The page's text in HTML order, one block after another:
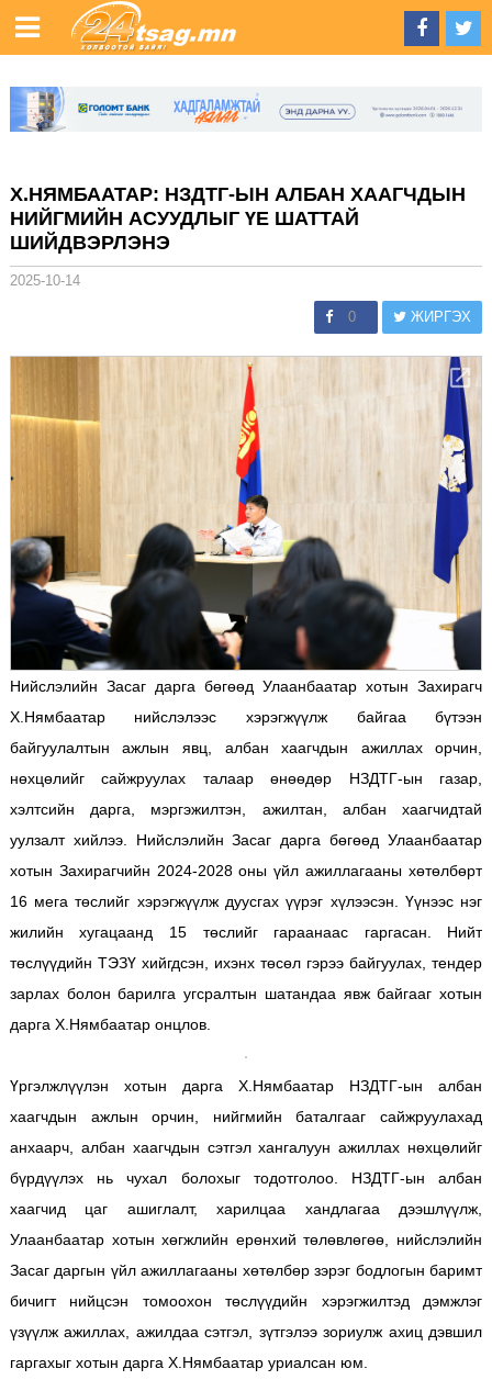
Х.НЯМБААТАР: НЗДТГ-ЫН АЛБАН ХААГЧДЫН
НИЙГМИЙН АСУУДЛЫГ ҮЕ ШАТТАЙ
ШИЙДВЭРЛЭНЭ
2025-10-14
0 ЖИРГЭХ
Нийслэлийн Засаг дарга бөгөөд Улаанбаатар хотын Захирагч
Х.Нямбаатар нийслэлээс хэрэгжүүлж байгаа бүтээн
байгуулалтын ажлын явц, албан хаагчдын ажиллах орчин,
нөхцөлийг сайжруулах талаар өнөөдөр НЗДТГ-ын газар,
хэлтсийн дарга, мэргэжилтэн, ажилтан, албан хаагчидтай
уулзалт хийлээ. Нийслэлийн Засаг дарга бөгөөд Улаанбаатар
хотын Захирагчийн 2024-2028 оны үйл ажиллагааны хөтөлбөрт
16 мега төслийг хэрэгжүүлж дуусгах үүрэг хүлээсэн. Үүнээс нэг
жилийн хугацаанд 15 төслийг гараанаас гаргасан. Нийт
төслүүдийн ТЭЗҮ хийгдсэн, ихэнх төсөл гэрээ байгуулах, тендер
зарлах болон барилга угсралтын шатандаа явж байгааг хотын
дарга Х.Нямбаатар онцлов.
Үргэлжлүүлэн хотын дарга Х.Нямбаатар НЗДТГ-ын албан
хаагчдын ажлын орчин, нийгмийн баталгааг сайжруулахад
анхаарч, албан хаагчдын сэтгэл хангалуун ажиллах нөхцөлийг
бүрдүүлэх нь чухал болохыг тодотголоо. НЗДТГ-ын албан
хаагчид цаг ашиглалт, харилцаа хандлагаа дээшлүүлж,
Улаанбаатар хотын хөгжлийн ерөнхий төлөвлөгөө, нийслэлийн
Засаг даргын үйл ажиллагааны хөтөлбөр зэрэг бодлогын баримт
бичигт нийцсэн томоохон төслүүдийн хэрэгжилтэд дэмжлэг
үзүүлж ажиллах, ажилдаа сэтгэл, зүтгэлээ зориулж ахиц дэвшил
гаргахыг хотын дарга Х.Нямбаатар уриалсан юм.